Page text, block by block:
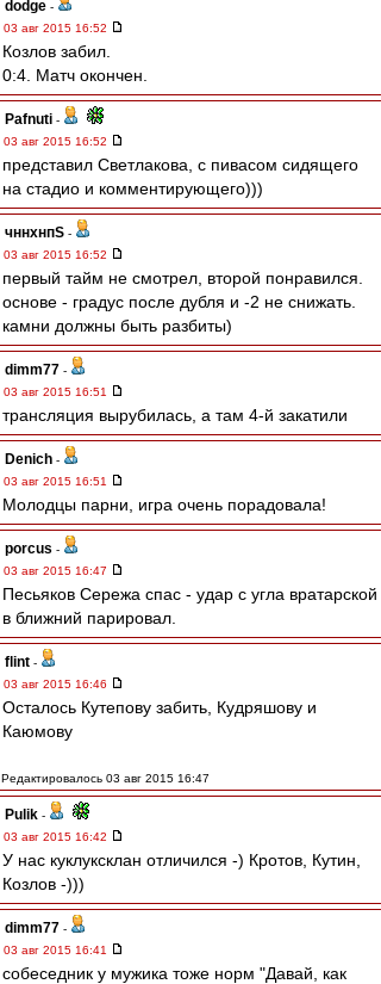
dodge -
03 авг 2015 16:52
Козлов забил.
0:4. Матч окончен.
Pafnuti -
03 авг 2015 16:52
представил Светлакова, с пивасом сидящего
на стадио и комментирующего)))
чннхнпS -
03 авг 2015 16:52
первый тайм не смотрел, второй понравился.
основе - градус после дубля и -2 не снижать.
камни должны быть разбиты)
dimm77 -
03 авг 2015 16:51
трансляция вырубилась, а там 4-й закатили
Denich -
03 авг 2015 16:51
Молодцы парни, игра очень порадовала!
porcus -
03 авг 2015 16:47
Песьяков Сережа спас - удар с угла вратарской
в ближний парировал.
flint -
03 авг 2015 16:46
Осталось Кутепову забить, Кудряшову и
Каюмову
Редактировалось 03 авг 2015 16:47
Pulik -
03 авг 2015 16:42
У нас куклуксклан отличился -) Кротов, Кутин,
Козлов -)))
dimm77 -
03 авг 2015 16:41
собеседник у мужика тоже норм "Давай, как